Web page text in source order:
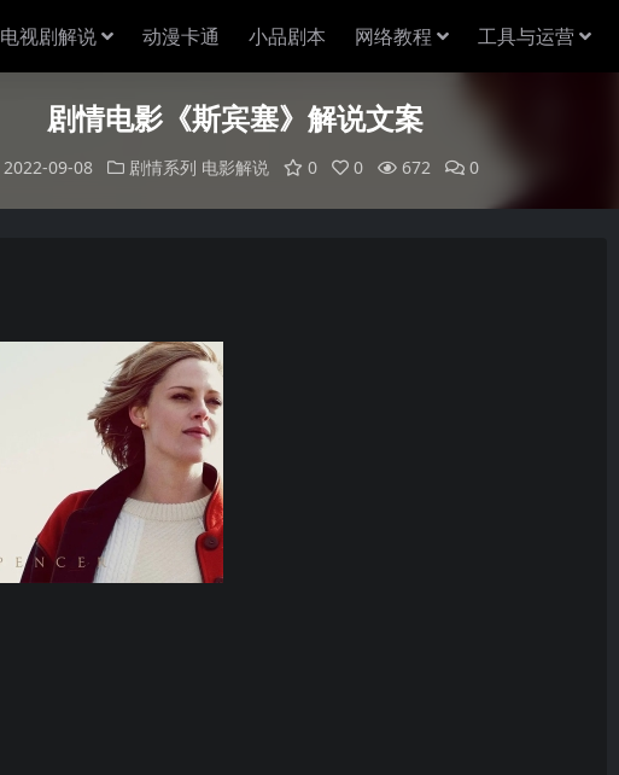
电视剧解说 动漫卡通 小品剧本 网络教程 工具与运营
剧情电影《斯宾塞》解说文案
2022-09-08 剧情系列 电影解说 0 0 672 0